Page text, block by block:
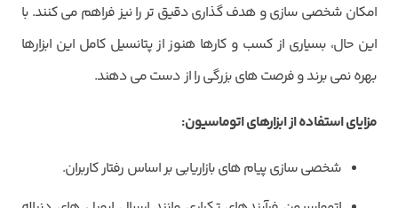
امکان شخصی سازی و هدف گذاری دقیق تر را نیز فراهم می کنند. با
این حال، بسیاری از کسب و کارها هنوز از پتانسیل کامل این ابزارها
بهره نمی برند و فرصت های بزرگی را از دست می دهند.
مزایای استفاده از ابزارهای اتوماسیون:
شخصی سازی پیام های بازاریابی بر اساس رفتار کاربران.